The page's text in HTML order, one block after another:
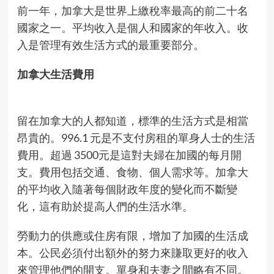
前一年，加拿大是世界上繳稅率最高的前二十名
國家之一。平均收入是個人和國家的年收入。收
入是管理有效生活方式的最重要部分。
加拿大生活費用
留在加拿大的人都知道，標準的生活方式是相當
昂貴的。996.1 元是不支付房租的單身人士的生活
費用。超過 3500元是這對夫婦在加國的每月開
支。費用包括交通、食物、個人需求等。加拿大
的平均收入隨著每個財政年度的變化而不斷變
化，這有助於提高人們的生活水準。
勞動力的供應或住房有限，增加了加國的生活成
本。公民必須付出額外的努力來賺取更好的收入
來管理他們的開支。單身和夫妻之間略有不同。